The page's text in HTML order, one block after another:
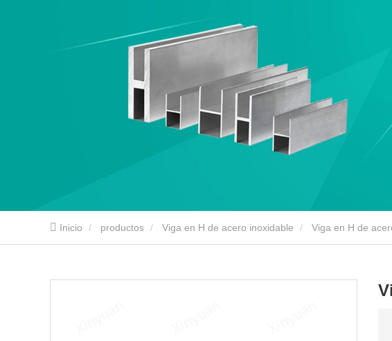
Inicio productos Viga en H de acero inoxidable Viga en H de